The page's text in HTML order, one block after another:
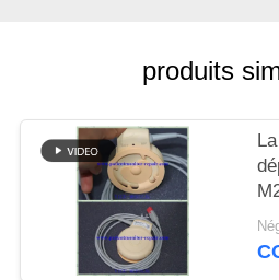
CONTACTER
DEMANDEZ
UN DEVIS
produits